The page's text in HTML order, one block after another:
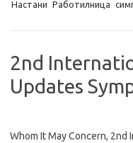
Настани Работилница
2nd
Updates
Whom It May Concern, 2nd